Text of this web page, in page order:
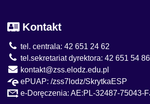
Kontakt
tel. centrala: 42 651 24 62
tel.sekretariat dyrektora: 42 651 54 86
kontakt@zss.elodz.edu.pl
ePUAP: /zss7lodz/SkrytkaESP
e-Doręczenia: AE:PL-32487-75043-